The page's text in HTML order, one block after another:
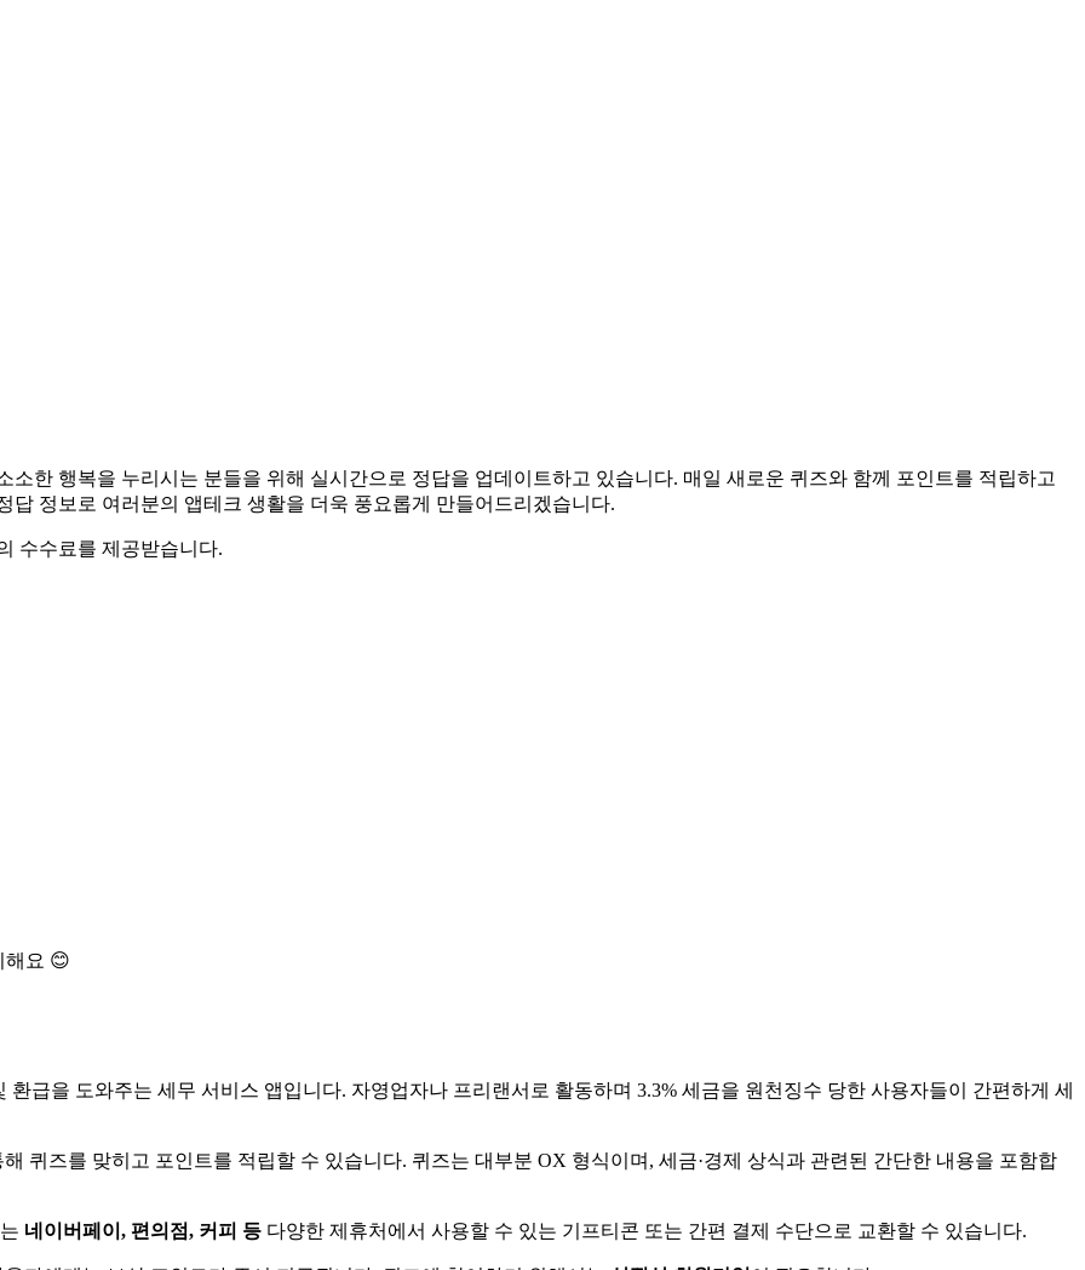
소한 행복을 누리시는 분들을 위해 실시간으로 정답을 업데이트하고 있습니다. 매일 새로운 퀴즈와 함께 포인트를 적립하고
정보로 여러분의 앱테크 생활을 더욱 풍요롭게 만들어드리겠습니다.
수수료를 제공받습니다.
해요 😊
급을 도와주는 세무 서비스 앱입니다. 자영업자나 프리랜서로 활동하며 3.3% 세금을 원천징수 당한 사용자들이 간편하게 세
해 퀴즈를 맞히고 포인트를 적립할 수 있습니다. 퀴즈는 대부분 OX 형식이며, 세금·경제 상식과 관련된 간단한 내용을 포함합
네이버페이, 편의점, 커피 등 다양한 제휴처에서 사용할 수 있는 기프티콘 또는 간편 결제 수단으로 교환할 수 있습니다.